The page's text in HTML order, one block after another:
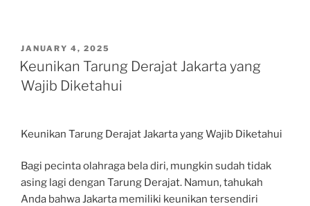
POSTED
ON
JANUARY 4, 2025
Keunikan Tarung Derajat Jakarta yang
Wajib Diketahui
Keunikan Tarung Derajat Jakarta yang Wajib Diketahui
Bagi pecinta olahraga bela diri, mungkin sudah tidak
asing lagi dengan Tarung Derajat. Namun, tahukah
Anda bahwa Jakarta memiliki keunikan tersendiri